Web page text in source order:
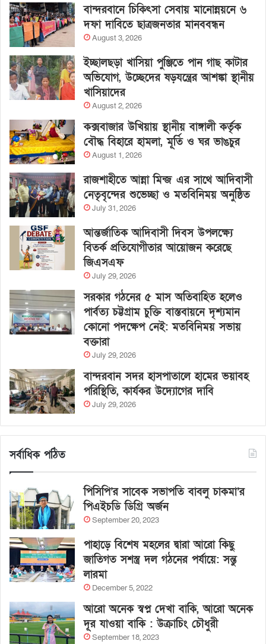
বান্দরবানে চিকিৎসা সেবায় মানোন্নয়নে ৬
দফা দাবিতে ছাত্রজনতার মানববন্ধন
August 3, 2026
ইচ্ছালছড়া খাসিয়া পুঞ্জিতে পান গাছ কাটার
অভিযোগ, উচ্ছেদের ষড়যন্ত্রের আশঙ্কা স্থানীয়
খাসিয়াদের
August 2, 2026
কক্সবাজার উখিয়ায় স্থানীয় বাঙ্গালী কর্তৃক
বৌদ্ধ বিহারে হামলা, মূর্তি ও ঘর ভাঙচুর
August 1, 2026
রাজশাহীতে আন্না মিন্জ এর সাথে আদিবাসী
নেতৃবৃন্দের শুভেচ্ছা ও মতবিনিময় অনুষ্ঠিত
July 31, 2026
আন্তর্জাতিক আদিবাসী দিবস উপলক্ষ্যে
বিতর্ক প্রতিযোগীতার আয়োজন করেছে
জিএসএফ
July 29, 2026
সরকার গঠনের ৫ মাস অতিবাহিত হলেও
পার্বত্য চট্টগ্রাম চুক্তি বাস্তবায়নে দৃশ্যমান
কোনো পদক্ষেপ নেই: মতবিনিময় সভায়
বক্তারা
July 29, 2026
বান্দরবান সদর হাসপাতালে হামের ভয়াবহ
পরিস্থিতি, কার্যকর উদ্যোগের দাবি
July 29, 2026
সর্বাধিক পঠিত
পিসিপি’র সাবেক সভাপতি বাবলু চাকমা’র
পিএইচডি ডিগ্রি অর্জন
September 20, 2023
পাহাড়ে বিশেষ মহলের দ্বারা আরো কিছু
জাতিগত সশস্ত্র দল গঠনের পর্যায়ে: সন্তু
লারমা
December 5, 2022
আরো অনেক স্বপ্ন দেখা বাকি, আরো অনেক
দূর যাওয়া বাকি : উক্রাচিং চৌধুরী
September 18, 2023